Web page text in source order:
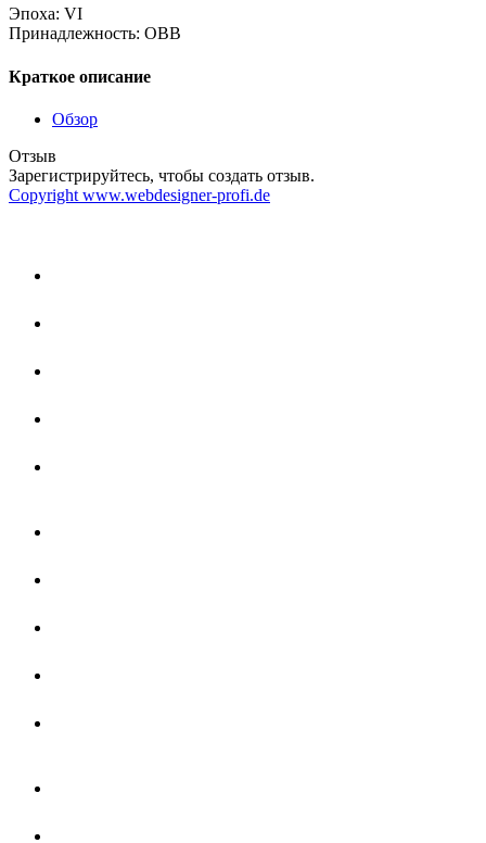
Эпоха: VI
Принадлежность: OBB
Краткое описание
Обзор
Отзыв
Зарегистрируйтесь, чтобы создать отзыв.
Copyright www.webdesigner-profi.de